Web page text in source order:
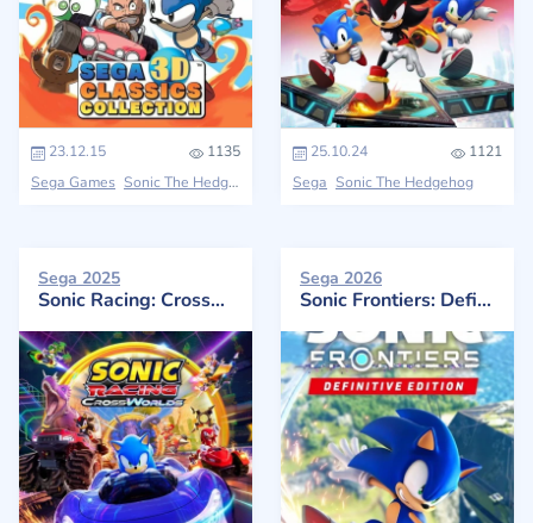
23.12.15
1135
Sega Games Sonic The Hedgehog
25.10.24
1121
Sega Sonic The Hedgehog
Sega 2025
Sonic Racing: CrossWorlds
Sega 2026
Sonic Frontiers: Definitive Edition (Definitive Edition)